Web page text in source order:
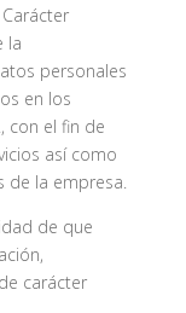
la
personales
en los
con el fin de
así como
de la empresa.
de que
carácter